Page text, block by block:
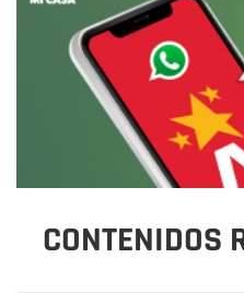
CONTENIDOS